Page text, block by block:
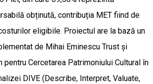
obținută, contribuția MET fiind de
eligibile. Proiectul are la bază un
de Mihai Eminescu Trust și
pentru Cercetarea Patrimoniului Cultural în
DIVE (Describe, Interpret, Valuate,